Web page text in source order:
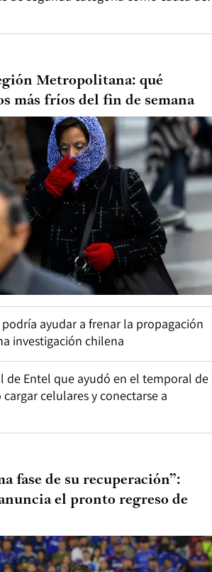
Metropolitana: qué
más fríos del fin de semana
ayudar a frenar la propagación
investigación chilena
de Entel que ayudó en el temporal de
celulares y conectarse a
fase de su recuperación”:
el pronto regreso de